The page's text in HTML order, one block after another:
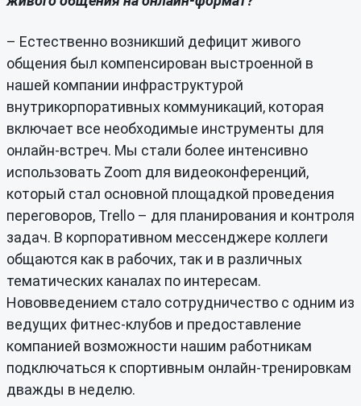
– Естественно возникший дефицит живого
общения был компенсирован выстроенной в
нашей компании инфраструктурой
внутрикорпоративных коммуникаций, которая
включает все необходимые инструменты для
онлайн-встреч. Мы стали более интенсивно
использовать Zoom для видеоконференций,
который стал основной площадкой проведения
переговоров, Trello – для планирования и контроля
задач. В корпоративном мессенджере коллеги
общаются как в рабочих, так и в различных
тематических каналах по интересам.
Нововведением стало сотрудничество с одним из
ведущих фитнес-клубов и предоставление
компанией возможности нашим работникам
подключаться к спортивным онлайн-тренировкам
дважды в неделю.